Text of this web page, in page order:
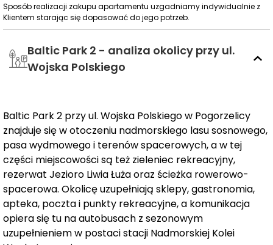
także malownicze jeziora Liwia Łuża i Konarzewo, co
stanowi prawdziwy raj dla miłośników przyrody.
Pierwszy etap realizacji inwestycji Baltic Park 2
każdy ma szansę znaleźć coś idealnego dla siebie.
Wszystkie apartamenty wyposażone są w balkon lub
taras o powierzchni do 18 m², a te na parterze oferują
ogródki o wielkości nawet do 132 m². Ogródki parterowe
są dodatkowo wyposażone we własne furtki, co
gwarantuje jeszcze większą prywatność. Dla wygody
mieszkańców, budynki są wyposażone wcichobieżne
windy.
Sposób realizacji zakupu apartamentu uzgadniamy indywidualnie z
Klientem starając się dopasować do jego potrzeb.
Baltic Park 2 - analiza okolicy przy ul.
Wojska Polskiego
Baltic Park 2 przy ul. Wojska Polskiego w Pogorzelicy
znajduje się w otoczeniu nadmorskiego lasu sosnowego,
pasa wydmowego i terenów spacerowych, a w tej
części miejscowości są też zieleniec rekreacyjny,
rezerwat Jezioro Liwia Łuża oraz ścieżka rowerowo-
spacerowa. Okolicę uzupełniają sklepy, gastronomia,
apteka, poczta i punkty rekreacyjne, a komunikacja
opiera się tu na autobusach z sezonowym
uzupełnieniem w postaci stacji Nadmorskiej Kolei